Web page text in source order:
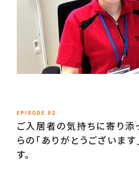
EPISODE.02
ご入居者の気持ちに寄り添
らの「ありがとうございます
す。